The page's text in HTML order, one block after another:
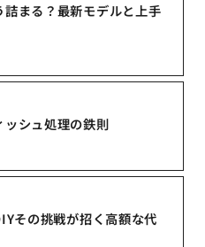
まる？最新モデルと上手
シュ処理の鉄則
その挑戦が招く高額な代